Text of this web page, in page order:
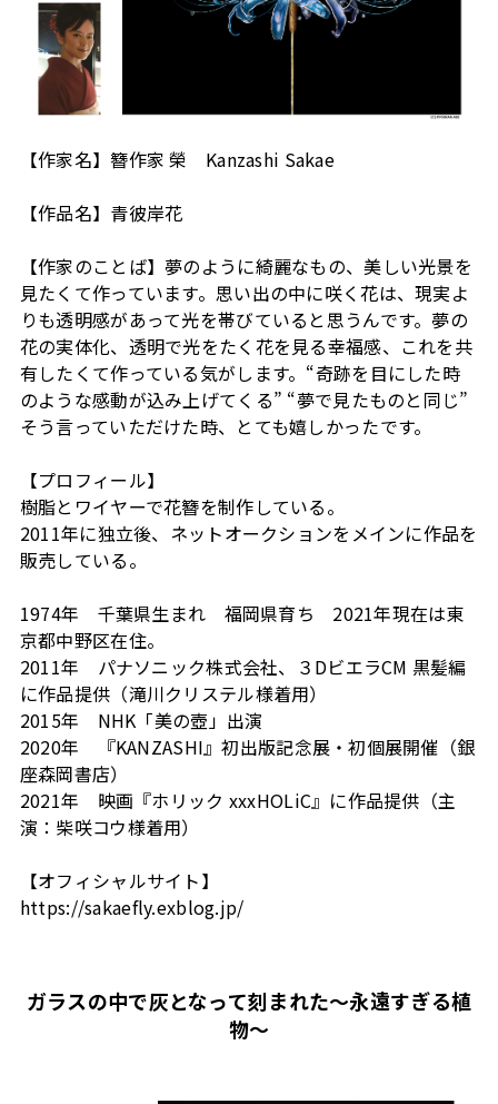
【作家名】簪作家 榮 Kanzashi Sakae
【作品名】青彼岸花
【作家のことば】夢のように綺麗なもの、美しい光景を
見たくて作っています。思い出の中に咲く花は、現実よ
りも透明感があって光を帯びていると思うんです。夢の
花の実体化、透明で光をたく花を見る幸福感、これを共
有したくて作っている気がします。“奇跡を目にした時
のような感動が込み上げてくる” “夢で見たものと同じ”
そう言っていただけた時、とても嬉しかったです。
【プロフィール】
樹脂とワイヤーで花簪を制作している。
2011年に独立後、ネットオークションをメインに作品を
販売している。
1974年 千葉県生まれ 福岡県育ち 2021年現在は東
京都中野区在住。
2011年 パナソニック株式会社、３DビエラCM 黒髪編
に作品提供（滝川クリステル様着用）
2015年 NHK「美の壺」出演
2020年 『KANZASHI』初出版記念展・初個展開催（銀
座森岡書店）
2021年 映画『ホリック xxxHOLiC』に作品提供（主
演：柴咲コウ様着用）
【オフィシャルサイト】
https://sakaefly.exblog.jp/
ガラスの中で灰となって刻まれた～永遠すぎる植
物～